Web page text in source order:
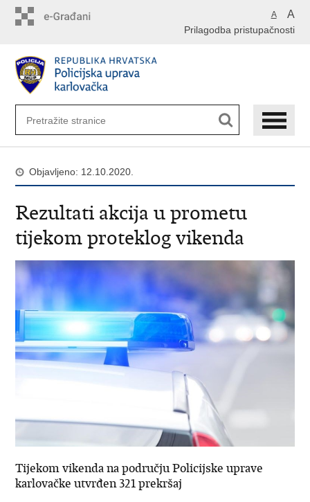
A A
Prilagodba pristupačnosti
Objavljeno: 12.10.2020.
Rezultati akcija u prometu
tijekom proteklog vikenda
Tijekom vikenda na području Policijske uprave
karlovačke utvrđen 321 prekršaj